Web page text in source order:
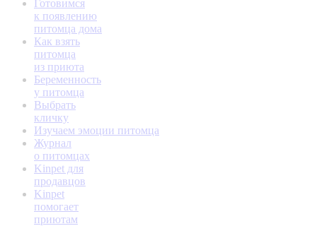
Готовимся
к появлению
питомца дома
Как взять
питомца
из приюта
Беременность
у питомца
Выбрать
кличку
Изучаем эмоции питомца
Журнал
о питомцах
Kinpet для
продавцов
Kinpet
помогает
приютам